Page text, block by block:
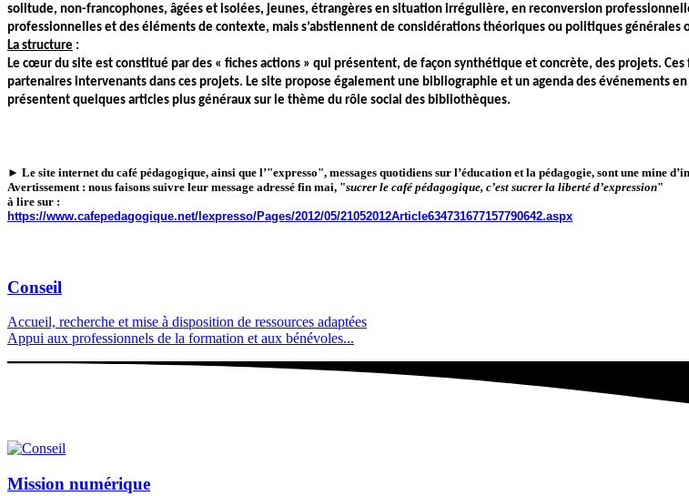
solitude, non-francophones, âgées et isolées, jeunes, étrangères en situation irrégulière, en reconversion
professionnelles et des éléments de contexte, mais s’abstiennent de considérations théoriques ou politiques générales
La structure :
Le cœur du site est constitué par des « fiches actions » qui présentent, de façon synthétique et concrète, des projets.
partenaires intervenants dans ces projets. Le site propose également une bibliographie et un agenda des événements
présentent quelques articles plus généraux sur le thème du rôle social des bibliothèques.
► Le site internet du café pédagogique, ainsi que l’"expresso", messages quotidiens sur l’éducation et la pédagogie, sont une mine
Avertissement : nous faisons suivre leur message adressé fin mai, "sucrer le café pédagogique, c’est sucrer la liberté d’expression"
à lire sur :
https://www.cafepedagogique.net/lexpresso/Pages/2012/05/21052012Article634731677157790642.aspx
Conseil
Accueil, recherche et mise à disposition de ressources adaptées
Appui aux professionnels de la formation et aux bénévoles...
Mission numérique